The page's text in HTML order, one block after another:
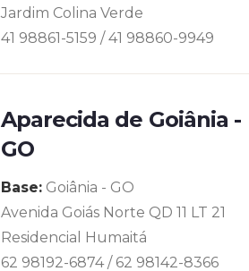
Jardim Colina Verde
41 98861-5159 / 41 98860-9949
Aparecida de Goiânia -
GO
Base: Goiânia - GO
Avenida Goiás Norte QD 11 LT 21
Residencial Humaitá
62 98192-6874 / 62 98142-8366